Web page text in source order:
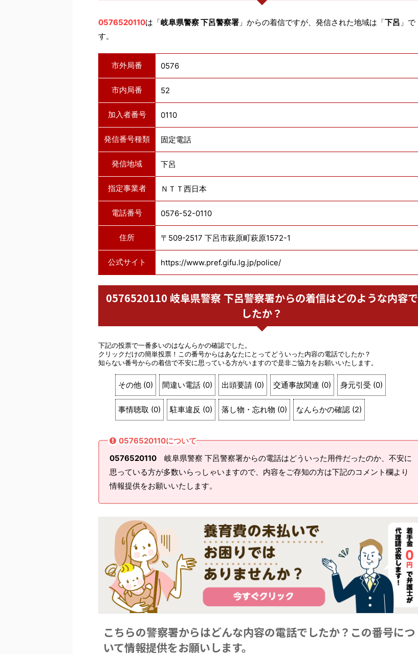
0576520110は「岐阜県警察 下呂警察署 」からの着信ですが、発信された地域は「下呂 」で
す。
市外局番 0576
市内局番 52
加入者番号 0110
発信番号種類 固定電話
発信地域 下呂
指定事業者 ＮＴＴ西日本
電話番号 0576-52-0110
住所 〒509-2517 下呂市萩原町萩原1572-1
公式サイト https://www.pref.gifu.lg.jp/police/
0576520110 岐阜県警察 下呂警察署からの着信はどのような内容で
したか？
下記の投票で一番多いのはなんらかの確認でした。
クリックだけの簡単投票！この番号からはあなたにとってどういった内容の電話でしたか？
知らない番号からの着信で不安に思っている方がいますので是非ご協力をお願いいたします。
その他 (0) 間違い電話 (0) 出頭要請 (0) 交通事故関連 (0) 身元引受 (0)
事情聴取 (0) 駐車違反 (0) 落し物・忘れ物 (0) なんらかの確認 (2)
0576520110について
0576520110 岐阜県警察 下呂警察署からの電話はどういった用件だったのか、不安に
思っている方が多数いらっしゃいますので、内容をご存知の方は下記のコメント欄より
情報提供をお願いいたします。
こちらの警察署からはどんな内容の電話でしたか？この番号につ
いて情報提供をお願いします。